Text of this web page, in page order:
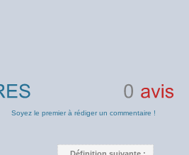
Soyez le premier à rédiger un commentaire !